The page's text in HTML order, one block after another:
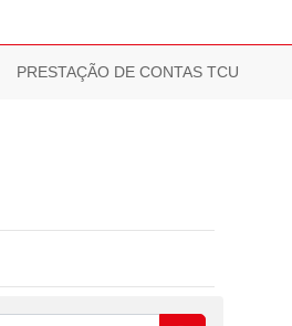
PRESTAÇÃO DE CONTAS TCU